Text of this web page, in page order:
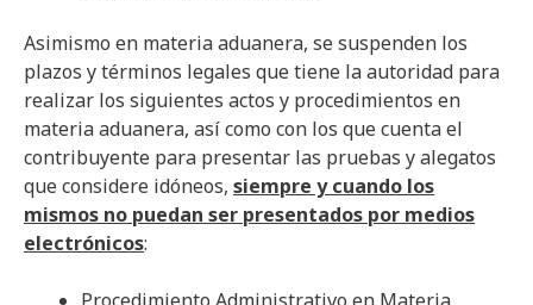
Asimismo en materia aduanera, se suspenden los
plazos y términos legales que tiene la autoridad para
realizar los siguientes actos y procedimientos en
materia aduanera, así como con los que cuenta el
contribuyente para presentar las pruebas y alegatos
que considere idóneos, siempre y cuando los
mismos no puedan ser presentados por medios
electrónicos: